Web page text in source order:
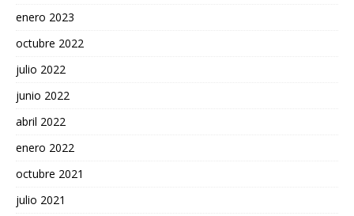
enero 2023
octubre 2022
julio 2022
junio 2022
abril 2022
enero 2022
octubre 2021
julio 2021